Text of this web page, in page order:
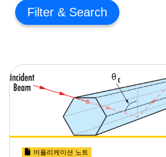
Filter
어플리케이션 노트